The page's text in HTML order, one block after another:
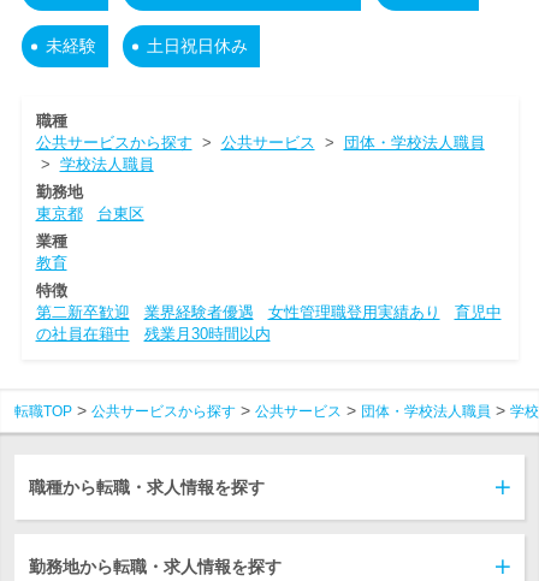
未経験 土日祝日休み
職種
公共サービスから探す > 公共サービス >
団体・学校法人職員
> 学校法人職員
勤務地
東京都
台東区
業種
教育
特徴
第二新卒歓迎
業界経験者優遇 女性管理職登用実績あり
育児中
の社員在籍中
残業月30時間以内
転職TOP 公共サービスから探す 公共サービス 団体・学校法人職員 学
職種から転職・求人情報を探す
勤務地から転職・求人情報を探す